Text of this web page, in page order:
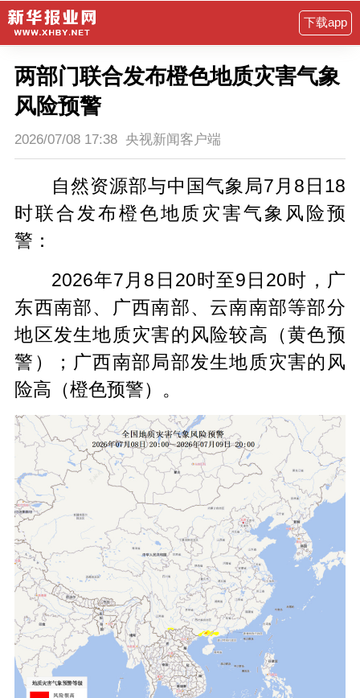
下载app
两部门联合发布橙色地质灾害气象
风险预警
2026/07/08 17:38 央视新闻客户端
自然资源部与中国气象局7月8日18
时联合发布橙色地质灾害气象风险预
警：
2026年7月8日20时至9日20时，广
东西南部、广西南部、云南南部等部分
地区发生地质灾害的风险较高（黄色预
警）；广西南部局部发生地质灾害的风
险高（橙色预警）。